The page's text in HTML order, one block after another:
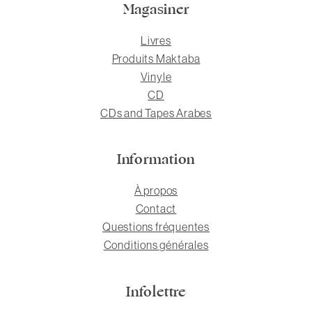
Magasiner
Livres
Produits Maktaba
Vinyle
CD
CDs and Tapes Arabes
Information
À propos
Contact
Questions fréquentes
Conditions générales
Infolettre